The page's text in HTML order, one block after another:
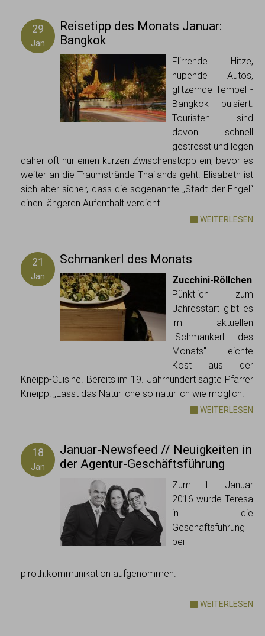
29
Jan
Reisetipp des Monats Januar:
Bangkok
Flirrende Hitze,
hupende Autos,
glitzernde Tempel -
Bangkok pulsiert.
Touristen sind
davon schnell
gestresst und legen
daher oft nur einen kurzen Zwischenstopp ein, bevor es
weiter an die Traumstrände Thailands geht. Elisabeth ist
sich aber sicher, dass die sogenannte „Stadt der Engel“
einen längeren Aufenthalt verdient.
WEITERLESEN
21
Jan
Schmankerl des Monats
Zucchini-Röllchen
Pünktlich zum
Jahresstart gibt es
im aktuellen
"Schmankerl des
Monats" leichte
Kost aus der
Kneipp-Cuisine. Bereits im 19. Jahrhundert sagte Pfarrer
Kneipp: „Lasst das Natürliche so natürlich wie möglich.
WEITERLESEN
18
Jan
Januar-Newsfeed // Neuigkeiten in
der Agentur-Geschäftsführung
Zum 1. Januar
2016 wurde Teresa
in die
Geschäftsführung
bei
piroth.kommunikation aufgenommen.
WEITERLESEN